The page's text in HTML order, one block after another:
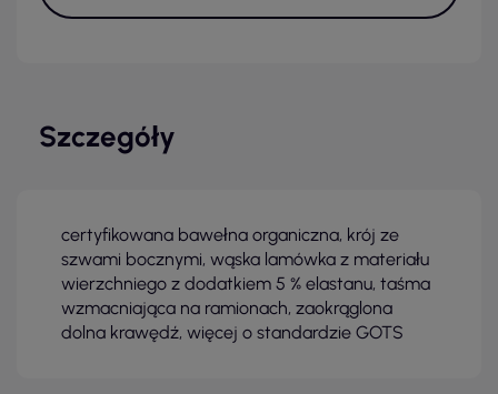
Szczegóły
certyfikowana bawełna organiczna, krój ze
szwami bocznymi, wąska lamówka z materiału
wierzchniego z dodatkiem 5 % elastanu, taśma
wzmacniająca na ramionach, zaokrąglona
dolna krawędź, więcej o standardzie GOTS